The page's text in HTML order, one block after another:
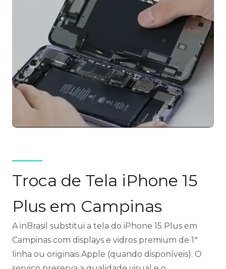
Troca de Tela iPhone 15
Plus em Campinas
A inBrasil substitui a tela do iPhone 15 Plus em
Campinas com displays e vidros premium de 1ª
linha ou originais Apple (quando disponíveis). O